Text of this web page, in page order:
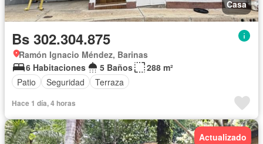
Casa
Bs 302.304.875
Ramón Ignacio Méndez, Barinas
6 Habitaciones
5 Baños
288 m²
Patio
Seguridad Terraza
Hace 1 día, 4 horas
Actualizado